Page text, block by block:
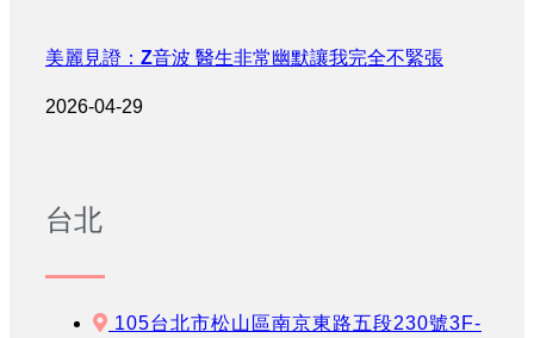
美麗見證：Z音波 醫生非常幽默讓我完全不緊張
2026-04-29
台北
105台北市松山區南京東路五段230號3F-